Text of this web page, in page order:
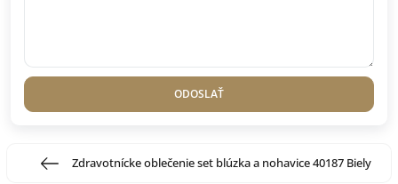
ODOSLAŤ
Zdravotnícke oblečenie set blúzka a nohavice 40187 Biely